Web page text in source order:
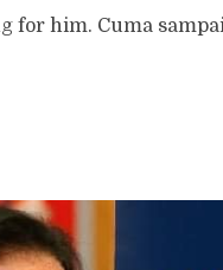
for him. Cuma